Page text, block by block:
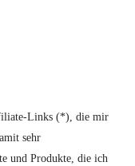
Links (*), die mir
sehr
und Produkte, die ich